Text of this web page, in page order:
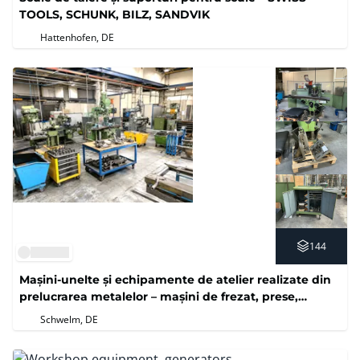
TOOLS, SCHUNK, BILZ, SANDVIK
Hattenhofen, DE
144
Mașini-unelte și echipamente de atelier realizate din
prelucrarea metalelor – mașini de frezat, prese,
tehnologie de testare
Schwelm, DE